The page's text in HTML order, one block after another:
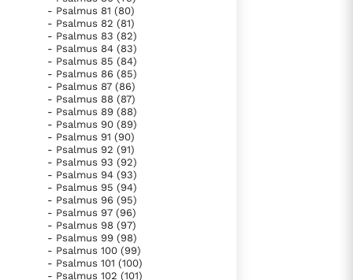
- Psalmus 81 (80)
- Psalmus 82 (81)
- Psalmus 83 (82)
- Psalmus 84 (83)
- Psalmus 85 (84)
- Psalmus 86 (85)
- Psalmus 87 (86)
- Psalmus 88 (87)
- Psalmus 89 (88)
- Psalmus 90 (89)
- Psalmus 91 (90)
- Psalmus 92 (91)
- Psalmus 93 (92)
- Psalmus 94 (93)
- Psalmus 95 (94)
- Psalmus 96 (95)
- Psalmus 97 (96)
- Psalmus 98 (97)
- Psalmus 99 (98)
- Psalmus 100 (99)
- Psalmus 101 (100)
- Psalmus 102 (101)